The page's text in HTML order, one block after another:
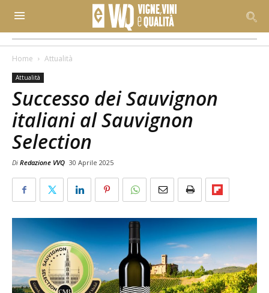
Home Attualità
Attualità
Successo dei Sauvignon
italiani al Sauvignon
Selection
Di Redazione VVQ 30 Aprile 2025